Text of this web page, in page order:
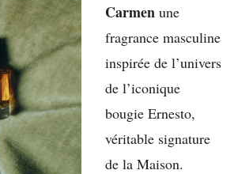
Carmen une
fragrance masculine
inspirée de l’univers
de l’iconique
bougie Ernesto,
véritable signature
de la Maison.